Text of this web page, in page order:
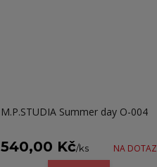
M.P.STUDIA Summer day O-004
540,00 Kč/ks NA DOTAZ